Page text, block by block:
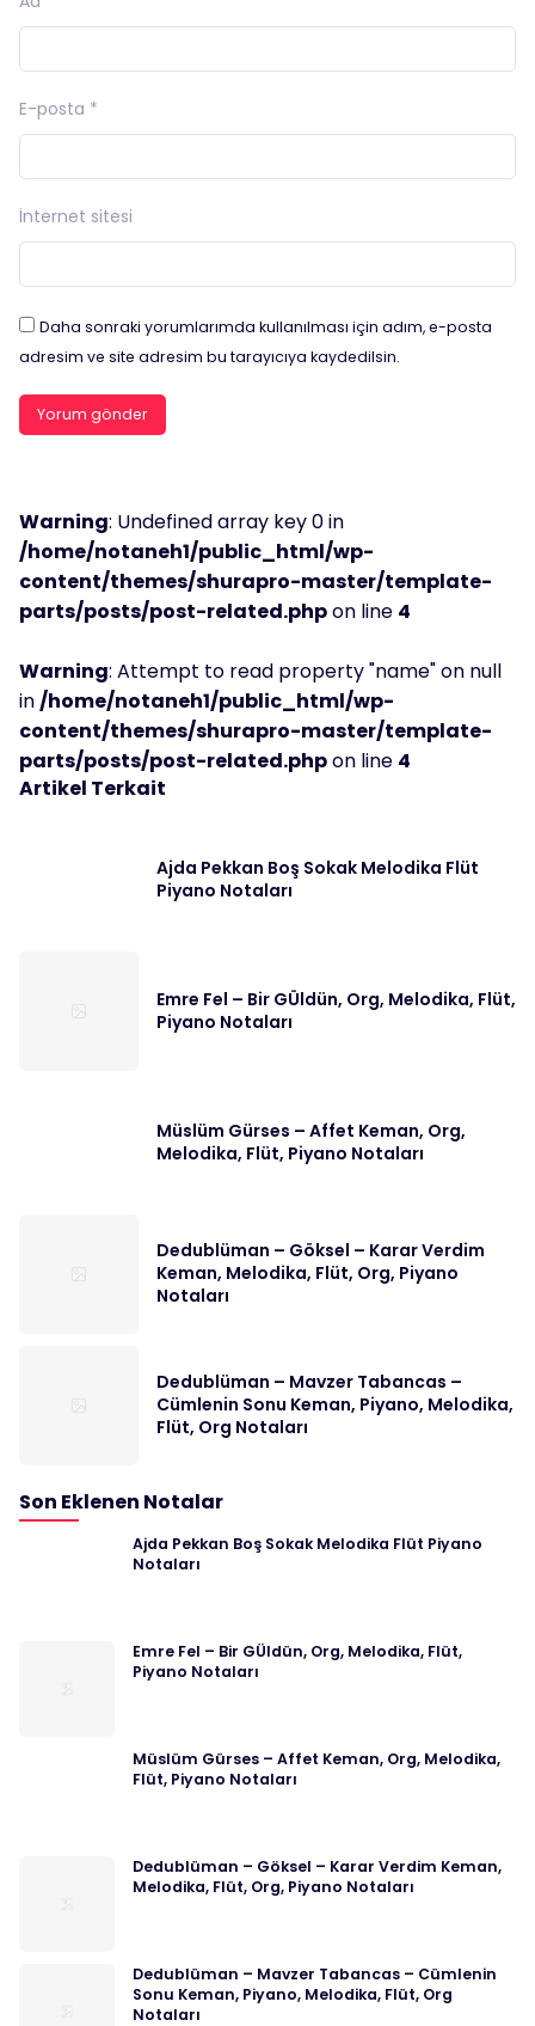
E-posta *
İnternet sitesi
Daha sonraki yorumlarımda kullanılması için adım, e-posta
adresim ve site adresim bu tarayıcıya kaydedilsin.
Warning: Undefined array key 0 in
/home/notaneh1/public_html/wp-
content/themes/shurapro-master/template-
parts/posts/post-related.phpon line 4
Warning: Attempt to read property "name" on null
in /home/notaneh1/public_html/wp-
content/themes/shurapro-master/template-
parts/posts/post-related.phpon line 4
Artikel Terkait
Ajda Pekkan Boş Sokak Melodika Flüt
Piyano Notaları
Emre Fel – Bir GÜldün, Org, Melodika, Flüt,
Piyano Notaları
Müslüm Gürses – Affet Keman, Org,
Melodika, Flüt, Piyano Notaları
Dedublüman – Göksel – Karar Verdim
Keman, Melodika, Flüt, Org, Piyano
Notaları
Dedublüman – Mavzer Tabancas –
Cümlenin Sonu Keman, Piyano, Melodika,
Flüt, Org Notaları
Son Eklenen Notalar
Ajda Pekkan Boş Sokak Melodika Flüt Piyano
Notaları
Emre Fel – Bir GÜldün, Org, Melodika, Flüt,
Piyano Notaları
Müslüm Gürses – Affet Keman, Org, Melodika,
Flüt, Piyano Notaları
Dedublüman – Göksel – Karar Verdim Keman,
Melodika, Flüt, Org, Piyano Notaları
Dedublüman – Mavzer Tabancas – Cümlenin
Sonu Keman, Piyano, Melodika, Flüt, Org
Notaları